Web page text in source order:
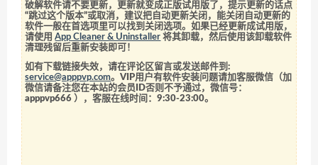
破解软件请不要更新，更新就变成正版试用版了，提示更新的话点
“跳过这个版本”或取消，建议把自动更新关闭，能关闭自动更新的
软件一般在首选项里可以找到关闭选项。如果已经更新成试用版，
请使用App Cleaner & Uninstaller 将其卸载，然后使用该卸载软件
清理残留后重新安装即可！
如有下载链接失效，请在评论区留言或发送邮件到:
service@apppvp.com。VIP用户有软件安装问题请加客服微信（加
微信请备注您在本站的会员ID否则不予通过，微信号：
apppvp666 ），客服在线时间：9:30-23:00。